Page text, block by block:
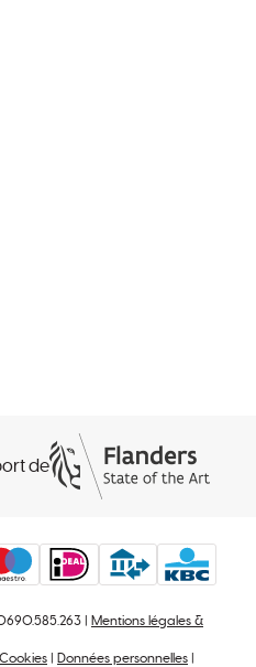
de
| Mentions légales &
Cookies Données personnelles